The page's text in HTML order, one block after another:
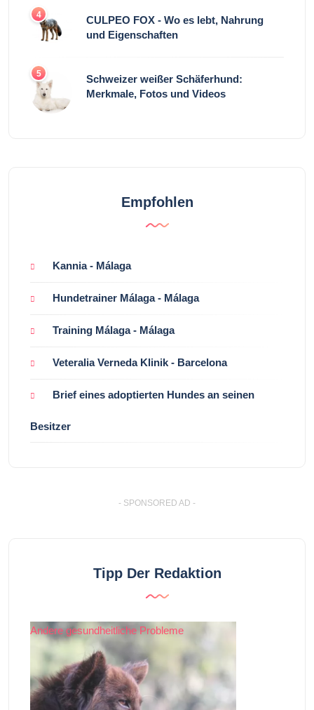
4
CULPEO FOX - Wo es lebt, Nahrung
und Eigenschaften
5
Schweizer weißer Schäferhund:
Merkmale, Fotos und Videos
Empfohlen
Kannia - Málaga
Hundetrainer Málaga - Málaga
Training Málaga - Málaga
Veteralia Verneda Klinik - Barcelona
Brief eines adoptierten Hundes an seinen
Besitzer
- SPONSORED AD -
Tipp Der Redaktion
Andere gesundheitliche Probleme